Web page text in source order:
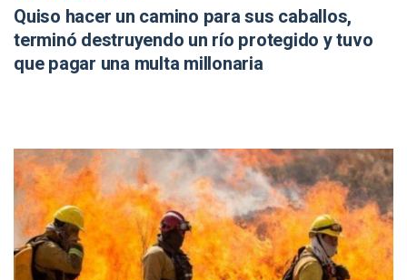
Quiso hacer un camino para sus caballos,
terminó destruyendo un río protegido y tuvo
que pagar una multa millonaria